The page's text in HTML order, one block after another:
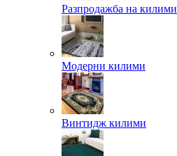
Разпродажба на килими
Модерни килими
Винтидж килими